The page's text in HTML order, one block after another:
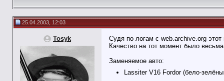
25.04.2003, 12:03
Tosyk
Судя по логам с web.archive.org
Качество на тот момент было
Заменяемое авто:
Lassiter V16 Fordor (бело-